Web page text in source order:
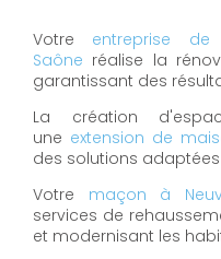
Votre entreprise de
Saône réalise la
garantissant des
La création
une extension de
des solutions
Votre maçon à
services de
et modernisant les